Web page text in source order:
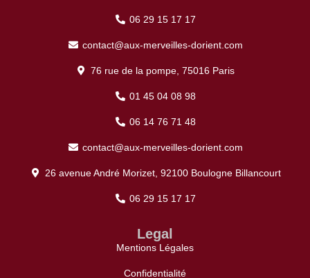
06 29 15 17 17
contact@aux-merveilles-dorient.com
76 rue de la pompe, 75016 Paris
01 45 04 08 98
06 14 76 71 48
contact@aux-merveilles-dorient.com
26 avenue André Morizet, 92100 Boulogne Billancourt
06 29 15 17 17
Legal
Mentions Légales
Confidentialité